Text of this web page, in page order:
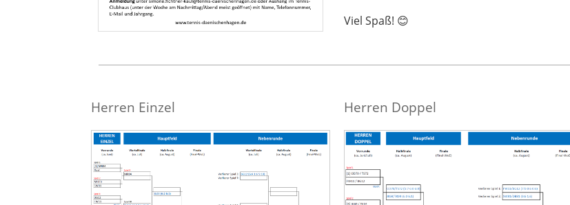
Viel Spaß! 😊
Herren Einzel Herren Doppel